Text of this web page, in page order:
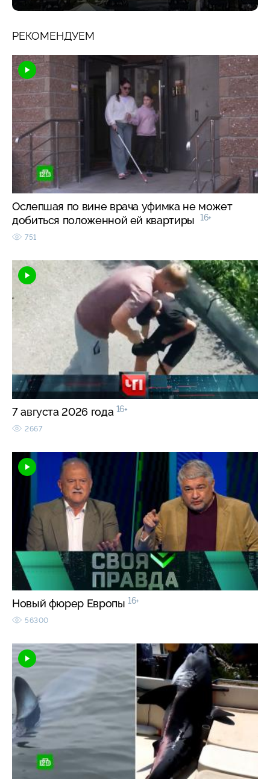
РЕКОМЕНДУЕМ
Ослепшая по вине врача уфимка не может
добиться положенной ей квартиры
16+
751
7 августа 2026 года 16+
2667
Новый фюрер Европы 16+
56300